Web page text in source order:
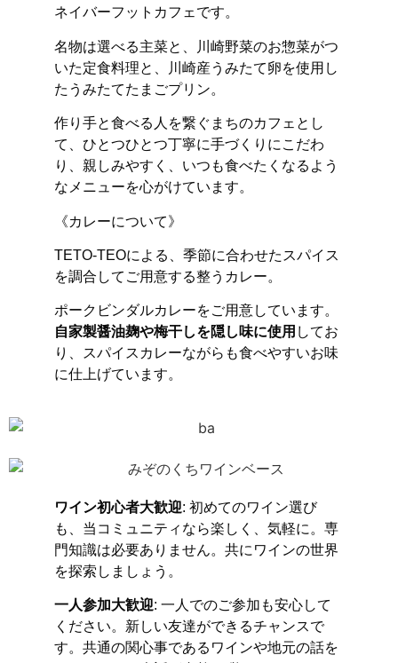
ネイバーフットカフェです。
名物は選べる主菜と、川崎野菜のお惣菜がつ
いた定食料理と、川崎産うみたて卵を使用し
たうみたてたまごプリン。
作り手と食べる人を繋ぐまちのカフェとし
て、ひとつひとつ丁寧に手づくりにこだわ
り、親しみやすく、いつも食べたくなるよう
なメニューを心がけています。
《カレーについて》
TETO-TEOによる、季節に合わせたスパイス
を調合してご用意する整うカレー。
ポークビンダルカレーをご用意しています。
自家製醤油麹や梅干しを隠し味に使用 してお
り、スパイスカレーながらも食べやすいお味
に仕上げています。
ワイン初心者大歓迎: 初めてのワイン選び
も、当コミュニティなら楽しく、気軽に。専
門知識は必要ありません。共にワインの世界
を探索しましょう。
一人参加大歓迎: 一人でのご参加も安心して
ください。新しい友達ができるチャンスで
す。共通の関心事であるワインや地元の話を